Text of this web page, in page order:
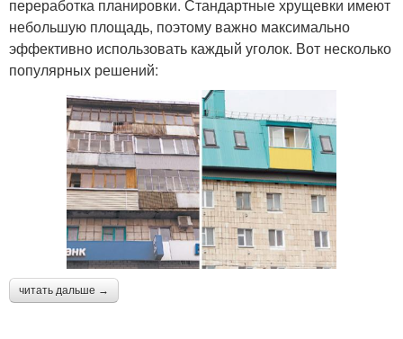
переработка планировки. Стандартные хрущевки имеют
небольшую площадь, поэтому важно максимально
эффективно использовать каждый уголок. Вот несколько
популярных решений:
читать дальше →